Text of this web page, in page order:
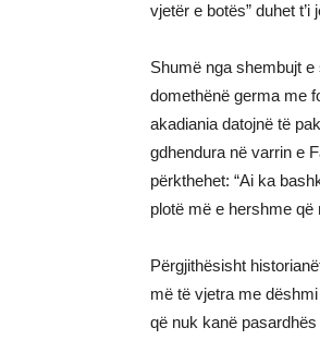
vjetër e botës” duhet
Shumë nga shembujt
domethënë germa me
akadiania datojnë të
gdhendura në varrin e
përkthehet: “Ai ka
plotë më e hershme që
Përgjithësisht
më të vjetra me
që nuk kanë